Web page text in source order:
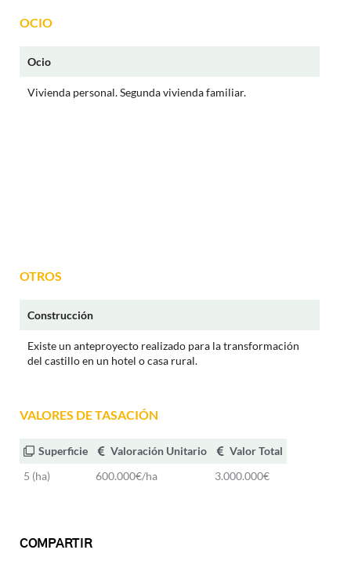
OCIO
Ocio
Vivienda personal. Segunda vivienda familiar.
OTROS
Construcción
Existe un anteproyecto realizado para la transformación
del castillo en un hotel o casa rural.
VALORES DE TASACIÓN
Superficie Valoración Unitario
Valor Total
5 (ha)
600.000€/ha 3.000.000€
COMPARTIR